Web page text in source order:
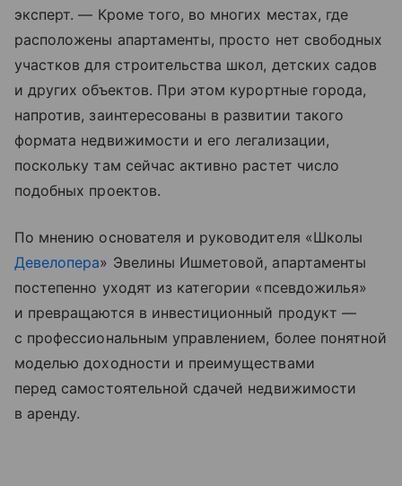
эксперт. — Кроме того, во многих местах, где
расположены апартаменты, просто нет свободных
участков для строительства школ, детских садов
и других объектов. При этом курортные города,
напротив, заинтересованы в развитии такого
формата недвижимости и его легализации,
поскольку там сейчас активно растет число
подобных проектов.
По мнению основателя и руководителя «Школы
Девелопера» Эвелины Ишметовой, апартаменты
постепенно уходят из категории «псевдожилья»
и превращаются в инвестиционный продукт —
с профессиональным управлением, более понятной
моделью доходности и преимуществами
перед самостоятельной сдачей недвижимости
в аренду.